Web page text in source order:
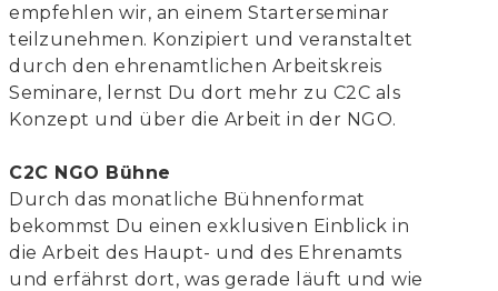
empfehlen wir, an einem Starterseminar
teilzunehmen. Konzipiert und veranstaltet
durch den ehrenamtlichen Arbeitskreis
Seminare, lernst Du dort mehr zu C2C als
Konzept und über die Arbeit in der NGO.
C2C NGO Bühne
Durch das monatliche Bühnenformat
bekommst Du einen exklusiven Einblick in
die Arbeit des Haupt- und des Ehrenamts
und erfährst dort, was gerade läuft und wie